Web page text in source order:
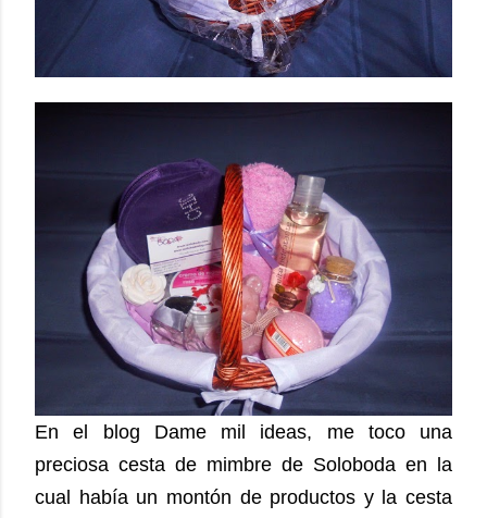
En el blog Dame mil ideas, me toco una
preciosa cesta de mimbre de Soloboda en la
cual había un montón de productos y la cesta